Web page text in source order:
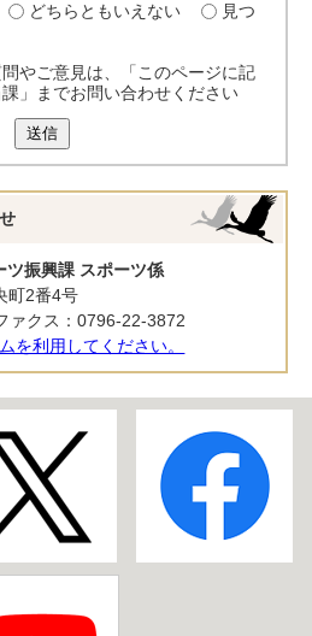
どちらともいえない
見つ
やご意見は、「このページに記
」までお問い合わせください
送信
ツ振興課 スポーツ係
町2番4号
クス：0796-22-3872
を利用してください。